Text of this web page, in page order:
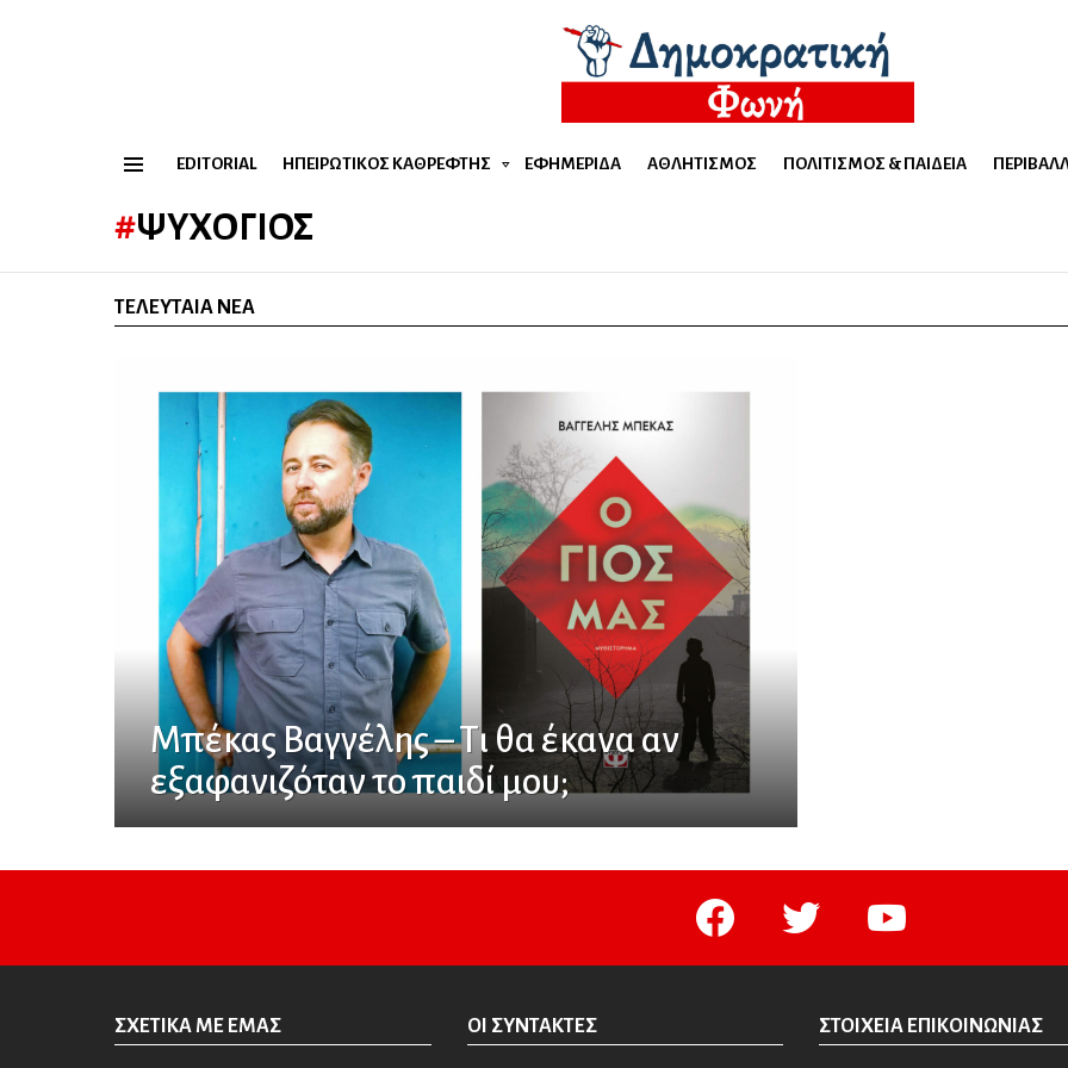
EDITORIAL ΗΠΕΙΡΏΤΙΚΟΣ ΚΑΘΡΈΦΤΗΣ ΕΦΗΜΕΡΊΔΑ ΑΘΛΗΤΙΣΜΌΣ ΠΟΛΙΤΙΣΜΌΣ & ΠΑΙΔΕΊΑ
ΨΥΧΟΓΙΌΣ
ΤΕΛΕΥΤΑΊΑ ΝΈΑ
Μπέκας Βαγγέλης – Τι θα έκανα αν
εξαφανιζόταν το παιδί μου;
facebook twitter youtube
ΣΧΕΤΙΚΆ ΜΕ ΕΜΆΣ ΟΙ ΣΥΝΤΆΚΤΕΣ ΣΤΟΙΧΕΊΑ ΕΠΙΚΟΙΝΩΝΊΑΣ